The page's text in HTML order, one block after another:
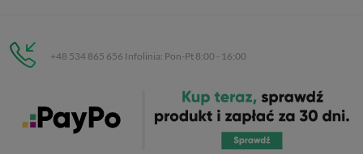
+48 534 865 656 Infolinia: Pon-Pt 8:00 - 16:00
C.H. Respan, Rejtana 53a/250
35-326 Rzeszów
. Kopiowanie, przetwarzanie,